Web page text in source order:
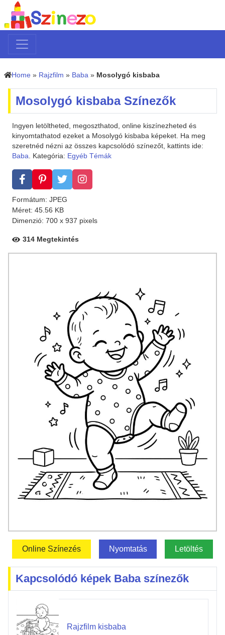
Home » Rajzfilm » Baba » Mosolygó kisbaba
Mosolygó kisbaba Színezők
Ingyen letöltheted, megoszthatod, online kiszínezheted és
kinyomtathatod ezeket a Mosolygó kisbaba képeket. Ha meg
szeretnéd nézni az összes kapcsolódó színezőt, kattints ide:
Baba. Kategória: Egyéb Témák
Formátum: JPEG
Méret: 45.56 KB
Dimenzió: 700 x 937 pixels
314 Megtekintés
Online Színezés Nyomtatás Letöltés
Kapcsolódó képek Baba színezők
Rajzfilm kisbaba